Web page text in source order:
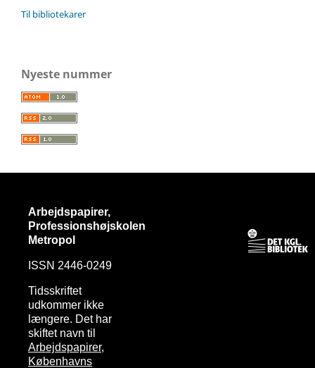
Til bibliotekarer
Nyeste nummer
Arbejdspapirer,
Professionshøjskolen
Metropol
ISSN 2446-0249
Tidsskriftet
udkommer ikke
længere. Det har
skiftet navn til
Arbejdspapirer,
Københavns